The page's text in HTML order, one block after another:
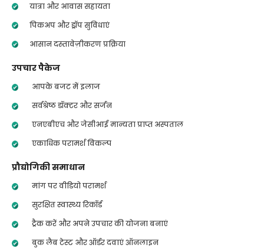
यात्रा और आवास सहायता
पिकअप और ड्रॉप सुविधाएं
आसान दस्तावेज़ीकरण प्रक्रिया
उपचार पैकेज
आपके बजट में इलाज
सर्वश्रेष्ठ डॉक्टर और सर्जन
एनएबीएच और जेसीआई मान्यता प्राप्त अस्पताल
एकाधिक परामर्श विकल्प
प्रौद्योगिकी समाधान
मांग पर वीडियो परामर्श
सुरक्षित स्वास्थ्य रिकॉर्ड
ट्रैक करें और अपने उपचार की योजना बनाएं
बुक लैब टेस्ट और ऑर्डर दवाएं ऑनलाइन